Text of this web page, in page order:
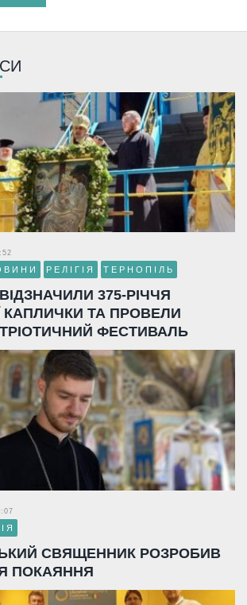
РЕЛІГІЯ ТЕРНОПІЛЬ
375-РІЧЧЯ
КАПЛИЧКИ ТА ПРОВЕЛИ
ФЕСТИВАЛЬ
СВЯЩЕННИК РОЗРОБИВ
ПОКАЯННЯ